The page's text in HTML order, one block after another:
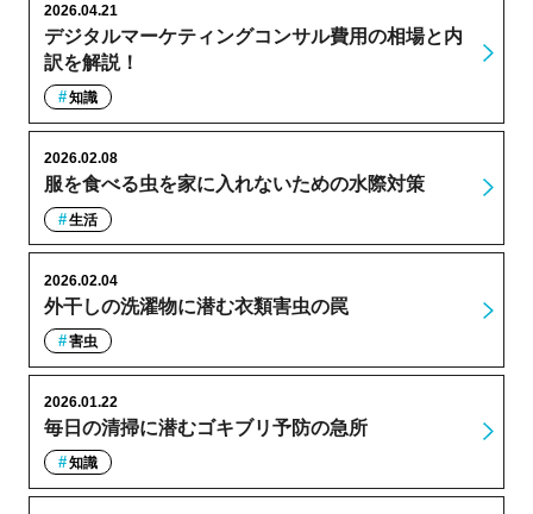
デジタルマーケティングコンサル費用の相場と内
訳を解説！
2026.04.21
知識
服を食べる虫を家に入れないための水際対策
2026.02.08
生活
外干しの洗濯物に潜む衣類害虫の罠
2026.02.04
害虫
毎日の清掃に潜むゴキブリ予防の急所
2026.01.22
知識